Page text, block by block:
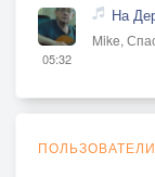
05:32
На
Mike,